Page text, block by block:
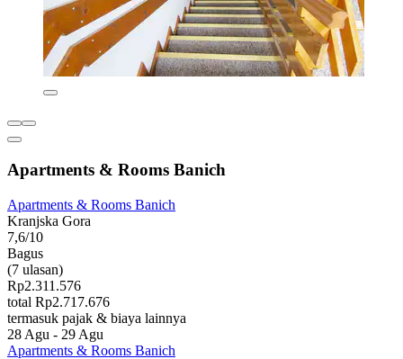
Apartments & Rooms Banich
Apartments & Rooms Banich
Kranjska Gora
7,6/10
Bagus
(7 ulasan)
Rp2.311.576
total Rp2.717.676
termasuk pajak & biaya lainnya
28 Agu - 29 Agu
Apartments & Rooms Banich